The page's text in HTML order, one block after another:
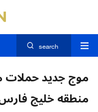
search
موج جدید حملات
منطقه خلیج